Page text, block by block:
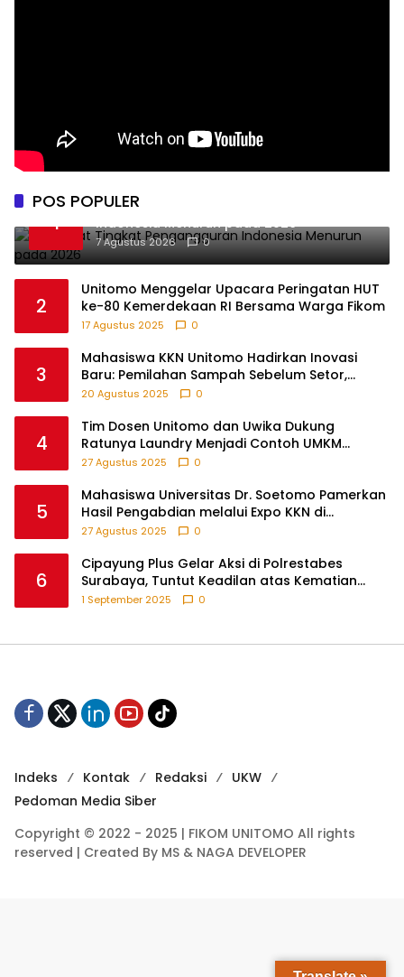
POS POPULER
1
BPS Catat Tingkat Pengangguran
Indonesia Menurun pada 2026
7 Agustus 2026 0
2
Unitomo Menggelar Upacara Peringatan HUT
ke-80 Kemerdekaan RI Bersama Warga Fikom
17 Agustus 2025 0
3
Mahasiswa KKN Unitomo Hadirkan Inovasi
Baru: Pemilahan Sampah Sebelum Setor,
Anak-anak Turut Partisipasi Lewat Game
20 Agustus 2025 0
4
Tim Dosen Unitomo dan Uwika Dukung
Ratunya Laundry Menjadi Contoh UMKM
Berbasis Teknologi
27 Agustus 2025 0
5
Mahasiswa Universitas Dr. Soetomo Pamerkan
Hasil Pengabdian melalui Expo KKN di
Krejengan, Probolinggo
27 Agustus 2025 0
6
Cipayung Plus Gelar Aksi di Polrestabes
Surabaya, Tuntut Keadilan atas Kematian
Pengemudi Ojek Online dan Tindakan Represif
1 September 2025 0
Indeks Kontak Redaksi
UKW
Pedoman Media Siber
Copyright © 2022 - 2025 | FIKOM UNITOMO All rights
reserved | Created By MS & NAGA DEVELOPER